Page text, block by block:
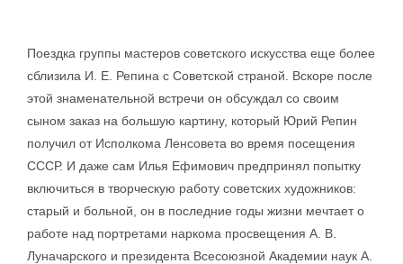
Поездка группы мастеров советского искусства еще более
сблизила И. Е. Репина с Советской страной. Вскоре после
этой знаменательной встречи он обсуждал со своим
сыном заказ на большую картину, который Юрий Репин
получил от Исполкома Ленсовета во время посещения
СССР. И даже сам Илья Ефимович предпринял попытку
включиться в творческую работу советских художников:
старый и больной, он в последние годы жизни мечтает о
работе над портретами наркома просвещения А. В.
Луначарского и президента Всесоюзной Академии наук A.